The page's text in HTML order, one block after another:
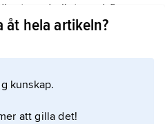
tuvad växt med fina
breda blad. De små,
åt hela artikeln?
kunskap.
att gilla det!